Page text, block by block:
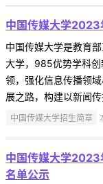
中国传媒大学2023
中国传媒大学是教育
大学，985优势学科创
领，强化信息传播领
展之路，构建以新闻
中国传媒大学招生简章
中国传媒大学2023
名单公示